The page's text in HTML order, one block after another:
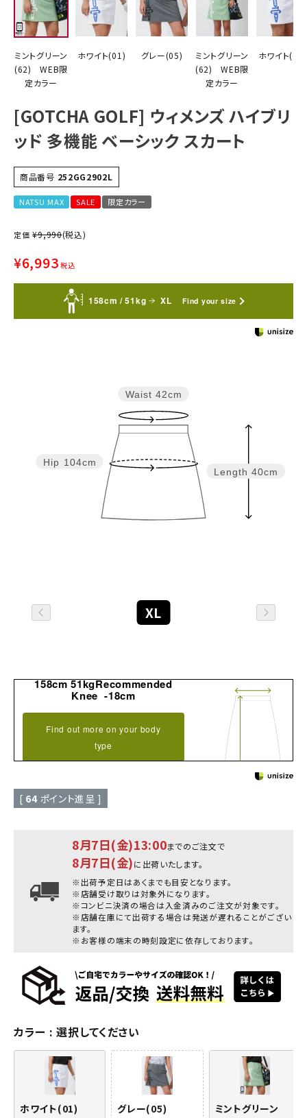
ミントグリーン
(62) WEB限
定カラー
ホワイト(01) グレー(05)
ミントグリーン
(62) WEB限
定カラー
ホワイト(01)
[GOTCHA GOLF] ウィメンズ ハイブリ
ッド 多機能 ベーシック スカート
商品番号 252GG2902L
NATSU MAX SALE 限定カラー
定価 ¥9,990(税込)
¥6,993 税込
158cm / 51kg XL Find your size
Length 40cm
Hip 104cm
Waist 42cm
XL
158cm 51kgRecommended
Knee -18cm
Find out more on your body
type
[ 64 ポイント進呈 ]
8月7日(金)13:00までのご注文で
8月7日(金)に出荷いたします。
※出荷予定日はあくまでも目安となります。
※店舗受け取りは対象外になります。
※コンビニ決済の場合は入金済みのご注文が対象です。
※店舗在庫にて出荷する場合は発送が遅れることがござい
ます。
※お客様の端末の時刻設定に依存しております。
カラー 選択してください
ホワイト(01) グレー(05) ミントグリーン